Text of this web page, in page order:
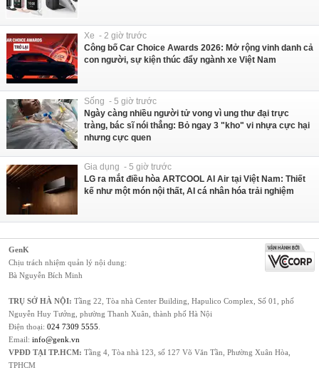
Xe - 2 giờ trước
Công bố Car Choice Awards 2026: Mở rộng vinh danh cả
con người, sự kiện thúc đẩy ngành xe Việt Nam
Sống - 5 giờ trước
Ngày càng nhiều người tử vong vì ung thư đại trực
tràng, bác sĩ nói thẳng: Bỏ ngay 3 "kho" vi nhựa cực hại
nhưng cực quen
Gia dụng - 5 giờ trước
LG ra mắt điều hòa ARTCOOL AI Air tại Việt Nam: Thiết
kế như một món nội thất, AI cá nhân hóa trải nghiệm
GenK
Chịu trách nhiệm quản lý nội dung:
Bà Nguyễn Bích Minh
TRỤ SỞ HÀ NỘI: Tầng 22, Tòa nhà Center Building, Hapulico Complex, Số 01, phố
Nguyễn Huy Tưởng, phường Thanh Xuân, thành phố Hà Nội
Điện thoại: 024 7309 5555
Email: info@genk.vn
VPĐD TẠI TP.HCM: Tầng 4, Tòa nhà 123, số 127 Võ Văn Tần, Phường Xuân Hòa,
TPHCM